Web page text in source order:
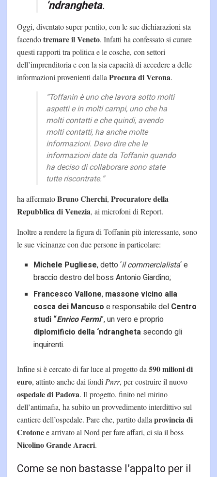
‘ndrangheta.
Oggi, diventato super pentito, con le sue dichiarazioni sta
facendotremare il Veneto. Infatti ha confessato si curare
questi rapporti tra politica e le cosche, con settori
dell’imprenditoria e con la sia capacità di accedere a delle
informazioni provenienti dalla Procura di Verona.
“Toffanin è uno che lavora sotto molti
aspetti e in molti campi, uno che ha
molti contatti e che quindi, avendo
molti contatti, ha anche molte
informazioni. Devo dire che le
informazioni date da Toffanin quando
ha deciso di collaborare sono state
tutte riscontrate.”
ha affermatoBruno Cherchi, Procuratore della
Repubblica di Venezia, ai microfoni di Report.
Inoltre a rendere la figura di Toffanin più interessante, sono
le sue vicinanze con due persone in particolare:
Michele Pugliese, detto ‘il commercialista‘ e
braccio destro del boss Antonio Giardino;
Francesco Vallone, massone vicino alla
cosca dei Mancuso e responsabile del Centro
studi “Enrico Fermi”, un vero e proprio
diplomificio della ‘ndrangheta secondo gli
inquirenti.
Infine si è cercato di far luce al progetto da 590 milioni di
euro, attinto anche dai fondi Pnrr, per costruire il nuovo
ospedale di Padova. Il progetto, finito nel mirino
dell’antimafia, ha subito un provvedimento interdittivo sul
cantiere dell’ospedale. Pare che, partito dalla provincia di
Crotonee arrivato al Nord per fare affari, ci sia il boss
Nicolino Grande Aracri.
Come se non bastasse l’appalto per il